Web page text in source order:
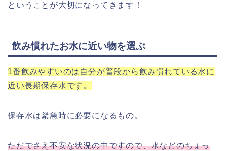
ということが大切になってきます！
飲み慣れたお水に近い物を選ぶ
1番飲みやすいのは自分が普段から飲み慣れている水に
近い長期保存水です。
保存水は緊急時に必要になるもの。
ただでさえ不安な状況の中ですので、水などのちょっ